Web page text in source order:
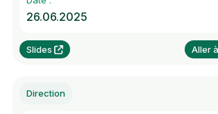
26.06.2025
Slides Aller
Direction